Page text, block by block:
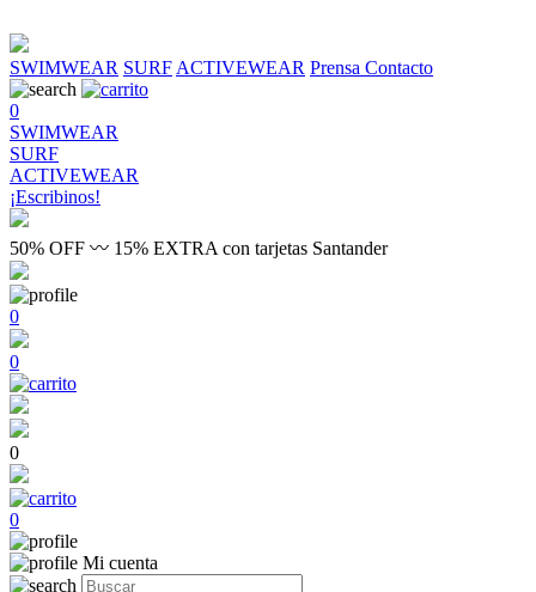
SWIMWEAR SURF ACTIVEWEAR Prensa Contacto
0
SWIMWEAR
SURF
ACTIVEWEAR
¡Escribinos!
50% OFF 〰 15% EXTRA con tarjetas Santander
0
0
0
0
Mi cuenta